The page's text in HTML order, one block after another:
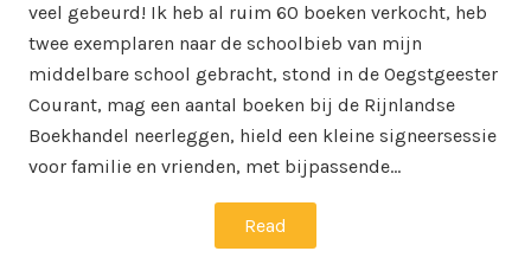
veel gebeurd! Ik heb al ruim 60 boeken verkocht, heb
twee exemplaren naar de schoolbieb van mijn
middelbare school gebracht, stond in de Oegstgeester
Courant, mag een aantal boeken bij de Rijnlandse
Boekhandel neerleggen, hield een kleine signeersessie
voor familie en vrienden, met bijpassende…
Read